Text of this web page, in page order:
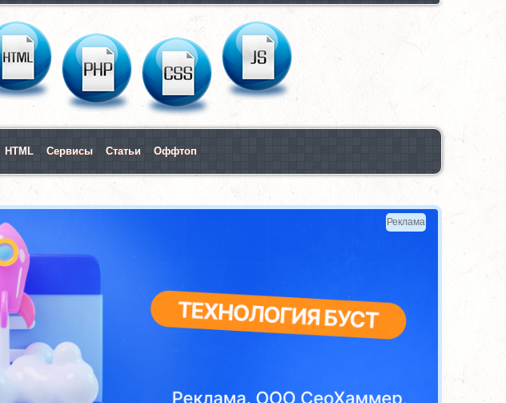
HTML Сервисы Статьи Оффтоп
Реклама